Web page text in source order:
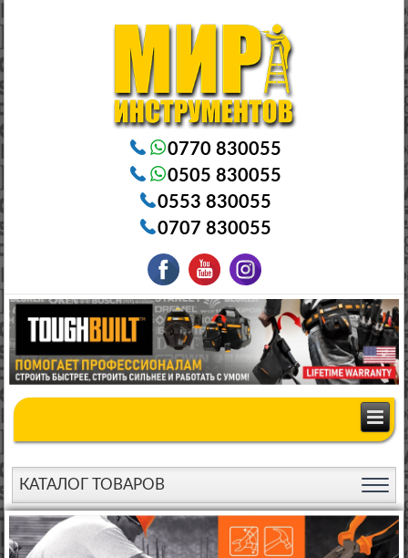
0770 830055
0505 830055
0553 830055
0707 830055
КАТАЛОГ ТОВАРОВ